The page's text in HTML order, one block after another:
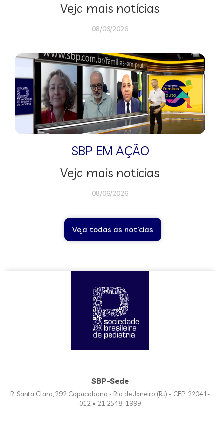
Veja mais notícias
08/06/2026
SBP EM AÇÃO
Veja mais notícias
08/06/2026
Veja todas as notícias
SBP-Sede
R. Santa Clara, 292 Copacabana - Rio de Janeiro (RJ) - CEP: 22041-
012 • 21 2548-1999